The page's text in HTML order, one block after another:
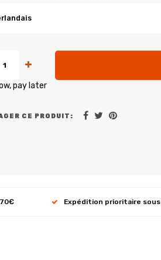
pay later
CE PRODUIT:
Expédition prioritaire sous